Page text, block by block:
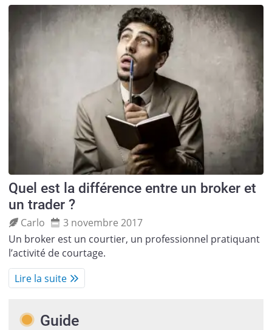
Quel est la différence entre un broker et
un trader ?
Carlo
3 novembre 2017
Un broker est un courtier, un professionnel pratiquant
l’activité de courtage.
Lire la suite
Guide